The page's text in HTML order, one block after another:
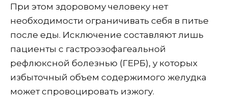
При этом здоровому человеку нет
необходимости ограничивать себя в питье
после еды. Исключение составляют лишь
пациенты с гастроэзофагеальной
рефлюксной болезнью (ГЕРБ), у которых
избыточный объем содержимого желудка
может спровоцировать изжогу.